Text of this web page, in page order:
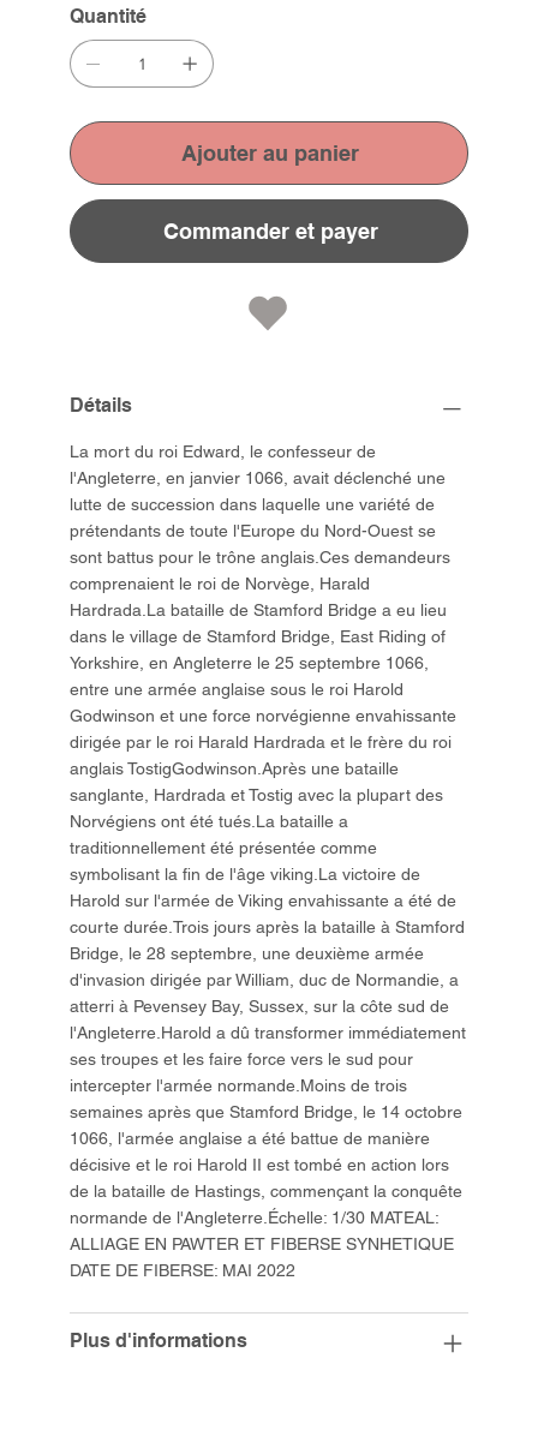
Quantité
Ajouter au panier
Commander et payer
Détails
La mort du roi Edward, le confesseur de
l'Angleterre, en janvier 1066, avait déclenché une
lutte de succession dans laquelle une variété de
prétendants de toute l'Europe du Nord-Ouest se
sont battus pour le trône anglais.Ces demandeurs
comprenaient le roi de Norvège, Harald
Hardrada.La bataille de Stamford Bridge a eu lieu
dans le village de Stamford Bridge, East Riding of
Yorkshire, en Angleterre le 25 septembre 1066,
entre une armée anglaise sous le roi Harold
Godwinson et une force norvégienne envahissante
dirigée par le roi Harald Hardrada et le frère du roi
anglais TostigGodwinson.Après une bataille
sanglante, Hardrada et Tostig avec la plupart des
Norvégiens ont été tués.La bataille a
traditionnellement été présentée comme
symbolisant la fin de l'âge viking.La victoire de
Harold sur l'armée de Viking envahissante a été de
courte durée.Trois jours après la bataille à Stamford
Bridge, le 28 septembre, une deuxième armée
d'invasion dirigée par William, duc de Normandie, a
atterri à Pevensey Bay, Sussex, sur la côte sud de
l'Angleterre.Harold a dû transformer immédiatement
ses troupes et les faire force vers le sud pour
intercepter l'armée normande.Moins de trois
semaines après que Stamford Bridge, le 14 octobre
1066, l'armée anglaise a été battue de manière
décisive et le roi Harold II est tombé en action lors
de la bataille de Hastings, commençant la conquête
normande de l'Angleterre.Échelle: 1/30 MATEAL:
ALLIAGE EN PAWTER ET FIBERSE SYNHETIQUE
DATE DE FIBERSE: MAI 2022
Plus d'informations